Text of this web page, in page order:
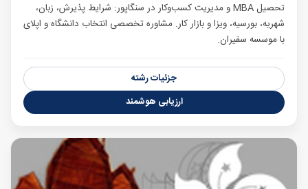
تحصیل MBA و مدیریت کسب‌وکار در سنگاپور: شرایط پذیرش، زبان،
شهریه، بورسیه، ویزا و بازار کار. مشاوره تخصصی انتخاب دانشگاه و اپلای
با موسسه سفیران.
جزئیات رشته
ارزیابی هوشمند